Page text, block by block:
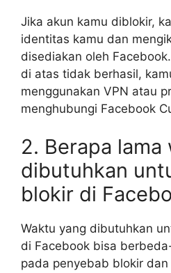
Jika akun kamu diblokir,
identitas kamu dan
disediakan oleh
di atas tidak berhasil,
menggunakan VPN atau
menghubungi Facebook
2. Berapa
dibutuhkan
blokir di
Waktu yang dibutuhkan
di Facebook bisa
pada penyebab blokir